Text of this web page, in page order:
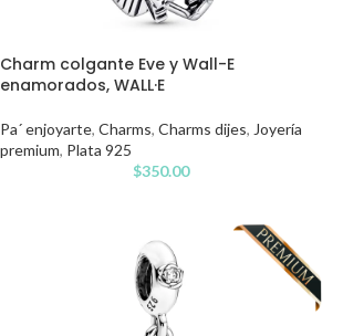
Charm colgante Eve y Wall-E
enamorados, WALL·E
Pa´ enjoyarte, Charms, Charms dijes, Joyería
premium, Plata 925
$350.00